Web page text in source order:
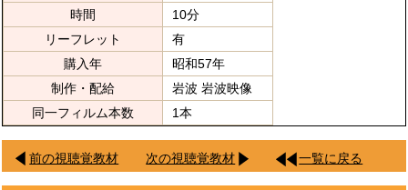
時間
10分
リーフレット
有
購入年
昭和57年
制作・配給
岩波 岩波映像
同一フィルム本数
1本
前の視聴覚教材 次の視聴覚教材 一覧に戻る